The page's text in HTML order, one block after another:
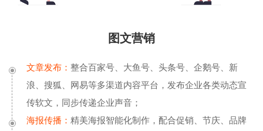
图文营销
文章发布： 整合百家号、大鱼号、头条号、企鹅号、新
浪、搜狐、网易等多渠道内容平台，发布企业各类动态宣
传软文，同步传递企业声音；
海报传播： 精美海报智能化制作，配合促销、节庆、品牌